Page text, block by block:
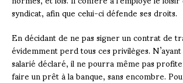
syndicat, afin que celui-ci défende ses droits.
En décidant de ne pas signer un contrat de
évidemment perd tous ces privilèges.
salarié déclaré, il ne pourra même pas
faire un prêt à la banque, sans encombre.